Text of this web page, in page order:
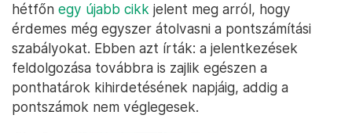
hétfőn egy újabb cikk jelent meg arról, hogy
érdemes még egyszer átolvasni a pontszámítási
szabályokat. Ebben azt írták: a jelentkezések
feldolgozása továbbra is zajlik egészen a
ponthatárok kihirdetésének napjáig, addig a
pontszámok nem véglegesek.